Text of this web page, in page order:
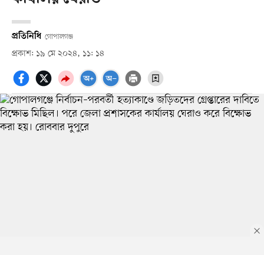
প্রতিনিধি গোপালগঞ্জ
প্রকাশ: ১৯ মে ২০২৪, ১১: ১৪